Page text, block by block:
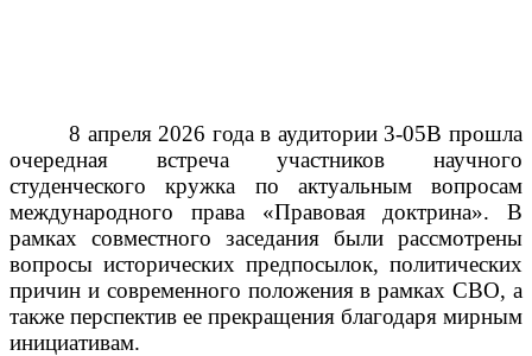
8 апреля 2026 года в аудитории 3-05В прошла
очередная встреча участников научного
студенческого кружка по актуальным вопросам
международного права «Правовая доктрина». В
рамках совместного заседания были рассмотрены
вопросы исторических предпосылок, политических
причин и современного положения в рамках СВО, а
также перспектив ее прекращения благодаря мирным
инициативам.